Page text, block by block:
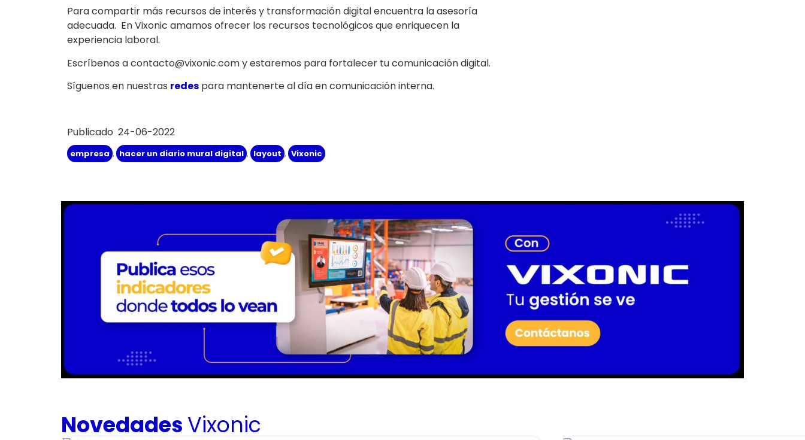
Para compartir más recursos de interés y transformación digital encuentra la asesoría
adecuada. En Vixonic amamos ofrecer los recursos tecnológicos que enriquecen la
experiencia laboral.
Escríbenos a contacto@vixonic.com y estaremos para fortalecer tu comunicación digital.
Síguenos en nuestras redes para mantenerte al día en comunicación interna.
Publicado 24-06-2022
empresa , hacer un diario mural digital , layout , Vixonic
Novedades Vixonic